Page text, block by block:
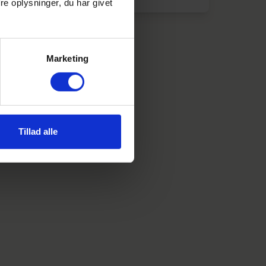
oplysninger, du har givet
Marketing
Tillad alle